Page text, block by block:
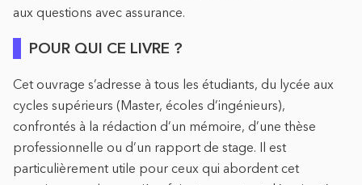
aux questions avec assurance.
POUR QUI CE LIVRE ?
Cet ouvrage s’adresse à tous les étudiants, du lycée aux
cycles supérieurs (Master, écoles d’ingénieurs),
confrontés à la rédaction d’un mémoire, d’une thèse
professionnelle ou d’un rapport de stage. Il est
particulièrement utile pour ceux qui abordent cet